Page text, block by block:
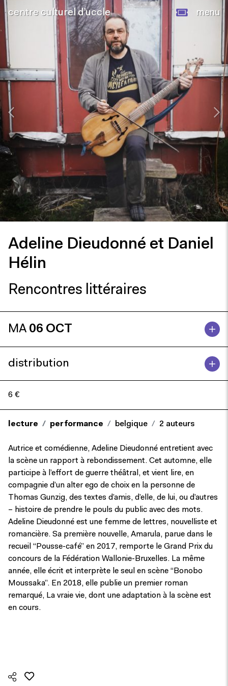
centre culturel d’uccle menu
Adeline Dieudonné et Daniel
Hélin
Rencontres littéraires
MA 06 OCT
distribution
6 €
lecture performance belgique 2 auteurs
Autrice et comédienne, Adeline Dieudonné entretient avec
la scène un rapport à rebondissement. Cet automne, elle
participe à l’effort de guerre théâtral, et vient lire, en
compagnie d’un alter ego de choix en la personne de
Thomas Gunzig, des textes d’amis, d’elle, de lui, ou d’autres
– histoire de prendre le pouls du public avec des mots.
Adeline Dieudonné est une femme de lettres, nouvelliste et
romancière. Sa première nouvelle, Amarula, parue dans le
recueil “Pousse-café” en 2017, remporte le Grand Prix du
concours de la Fédération Wallonie-Bruxelles. La même
année, elle écrit et interprète le seul en scène “Bonobo
Moussaka”. En 2018, elle publie un premier roman
remarqué, La vraie vie, dont une adaptation à la scène est
en cours.